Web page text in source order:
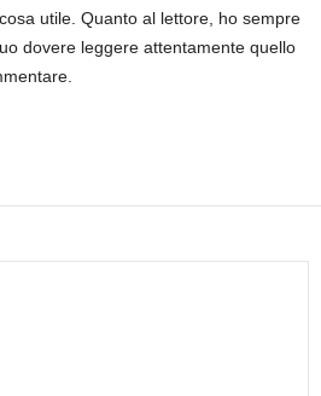
utile. Quanto al lettore, ho sempre
dovere leggere attentamente quello